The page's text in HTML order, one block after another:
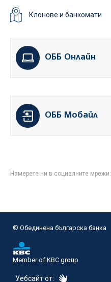
Клонове и банкомати
ОББ Онлайн
ОББ Мобайл
Намерете ни в социалните мрежи:
© Oбединена българска банка
Member of KBC group
Уебсайт от: eDesign